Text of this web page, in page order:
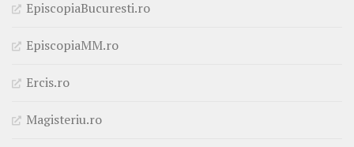
EpiscopiaBucuresti.ro
EpiscopiaMM.ro
Ercis.ro
Magisteriu.ro